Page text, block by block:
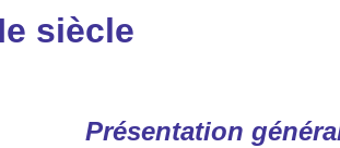
siècle
Présentation